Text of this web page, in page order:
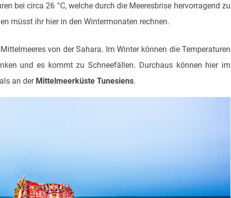
bei circa 26 °C, welche durch die Meeresbrise hervorragend zu
müsst ihr hier in den Wintermonaten rechnen.
von der Sahara. Im Winter können die Temperaturen
und es kommt zu Schneefällen. Durchaus können hier im
an der Mittelmeerküste Tunesiens.